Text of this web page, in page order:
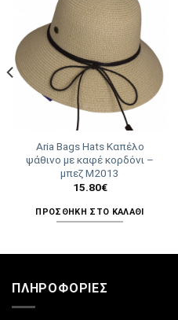
Aria Bags Hats Καπέλο
ψάθινο με καφέ κορδόνι –
μπεζ Μ2013
15.80€
ΠΡΟΣΘΉΚΗ ΣΤΟ ΚΑΛΆΘΙ
ΠΛΗΡΟΦΟΡΊΕΣ